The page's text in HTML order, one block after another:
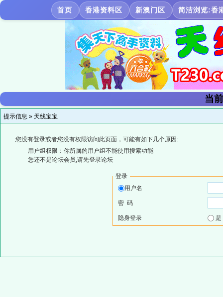
首页 香港资料区 新澳门区 简洁浏览:香
当
提示信息 » 天线宝宝
您没有登录或者您没有权限访问此页面，可能有如下几个原因:
用户组权限：你所属的用户组不能使用搜索功能
您还不是论坛会员,请先登录论坛
登录
用户名
密 码
隐身登录